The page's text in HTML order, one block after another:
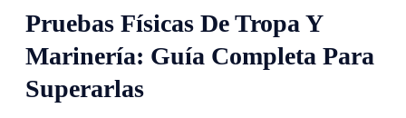
Pruebas Físicas De Tropa Y
Marinería: Guía Completa Para
Superarlas